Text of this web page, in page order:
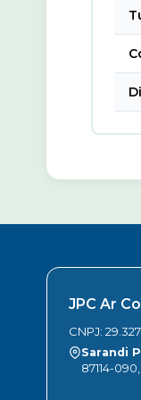
JPC Ar
CNPJ:
Sarandi
87114-